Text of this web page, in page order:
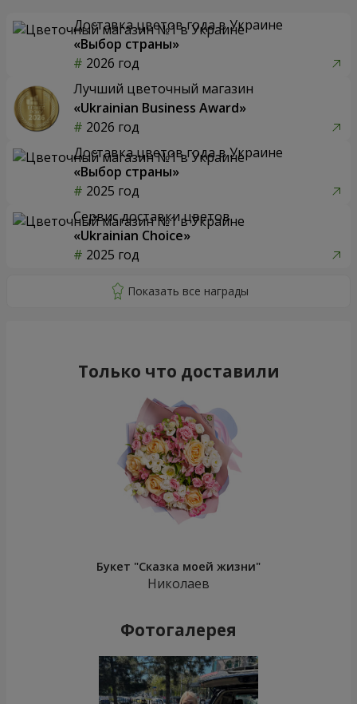
Доставка цветов года в Украине
«Выбор страны»
2026 год
Лучший цветочный магазин
«Ukrainian Business Award»
2026 год
Доставка цветов года в Украине
«Выбор страны»
2025 год
Сервис доставки цветов
«Ukrainian Choice»
2025 год
Только что доставили
Букет "Сказка моей жизни"
Николаев
Фотогалерея